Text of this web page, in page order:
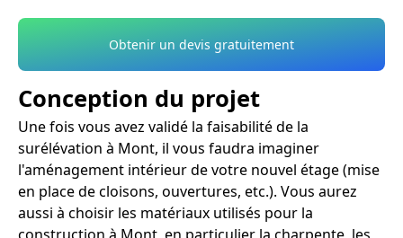
Obtenir un devis gratuitement
Conception du projet
Une fois vous avez validé la faisabilité de la
surélévation à Mont, il vous faudra imaginer
l'aménagement intérieur de votre nouvel étage (mise
en place de cloisons, ouvertures, etc.). Vous aurez
aussi à choisir les matériaux utilisés pour la